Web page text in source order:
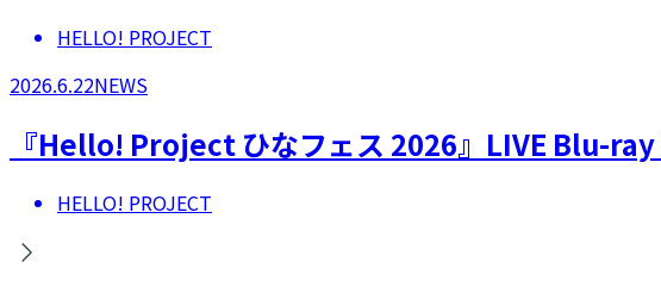
HELLO! PROJECT
2026.6.22NEWS
『Hello! Project ひなフェス 2026』LIVE Blu-
HELLO! PROJECT